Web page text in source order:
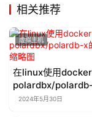
相关推荐
虚拟主机
在linux使用
polardbx/polardb-
报错
2024年5月30日